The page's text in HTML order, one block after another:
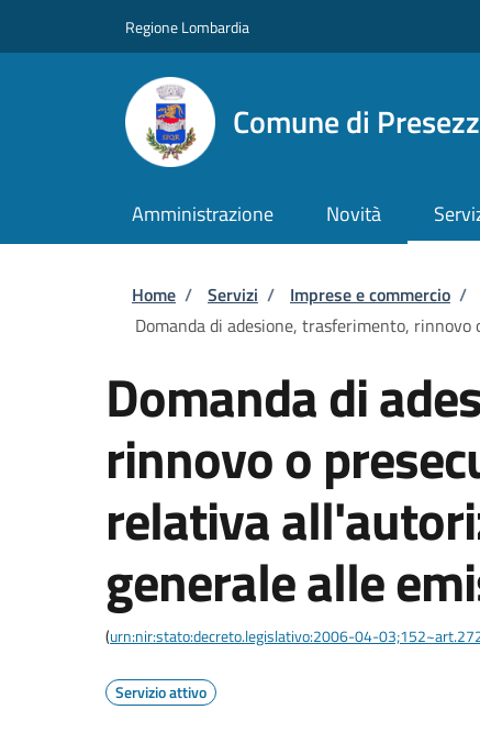
Regione Lombardia
Comune di
Amministrazione Novità
Briciole di pane
Home / Servizi / Imprese e commercio /
Domanda di adesione, trasferimento,
Domanda di
rinnovo o
relativa
generale alle
(urn:nir:stato:decreto.legislativo:2006-04-
Servizio attivo